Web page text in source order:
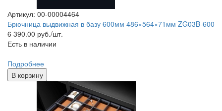
Артикул: 00-00004464
Брючница выдвижная в базу 600мм 486×564×71мм ZG03B-600
6 390.00 руб./шт.
Есть в наличии
Подробнее
В корзину